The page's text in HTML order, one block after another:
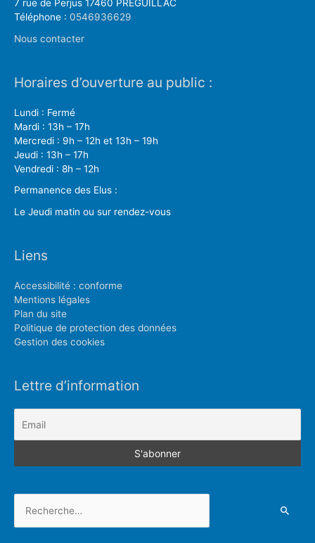
7 rue de Perjus 17460 PREGUILLAC
Téléphone : 0546936629
Nous contacter
Horaires d’ouverture au public :
Lundi : Fermé
Mardi : 13h – 17h
Mercredi : 9h – 12h et 13h – 19h
Jeudi : 13h – 17h
Vendredi : 8h – 12h
Permanence des Elus :
Le Jeudi matin ou sur rendez-vous
Liens
Accessibilité : conforme
Mentions légales
Plan du site
Politique de protection des données
Gestion des cookies
Lettre d’information